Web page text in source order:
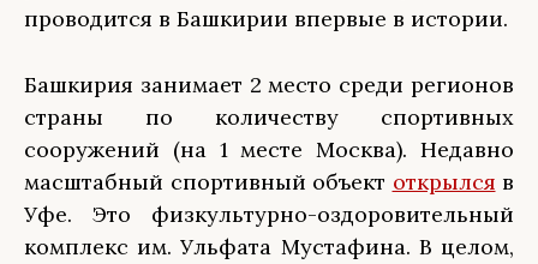
проводится в Башкирии впервые в истории.
Башкирия занимает 2 место среди регионов
страны по количеству спортивных
сооружений (на 1 месте Москва). Недавно
масштабный спортивный объект открылся в
Уфе. Это физкультурно-оздоровительный
комплекс им. Ульфата Мустафина. В целом,